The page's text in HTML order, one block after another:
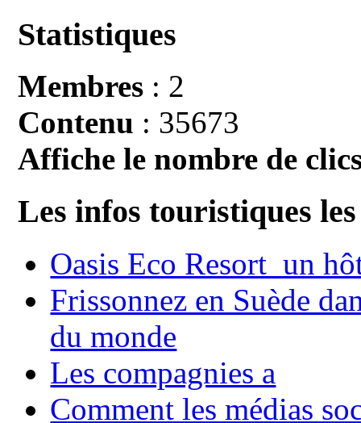
Statistiques
Membres : 2
Contenu : 35673
Affiche le nombre de
Les infos touristiques
Oasis Eco Resort un
Frissonnez en Suède
du monde
Les compagnies a
Comment les médias